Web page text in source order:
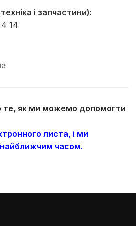
і запчастини):
14
те, як ми можемо допомогти
листа, і ми
часом.